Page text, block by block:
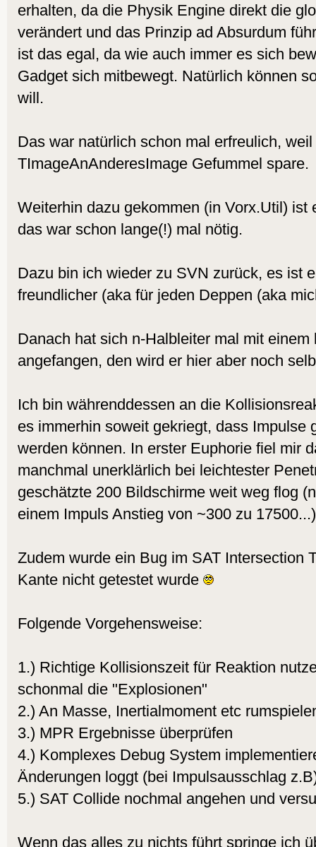
erhalten, da die Physik Engine direkt die
verändert und das Prinzip ad Absurdum
ist das egal, da wie auch immer es sich
Gadget sich mitbewegt. Natürlich können
will.
Das war natürlich schon mal erfreulich,
TImageAnAnderesImage Gefummel spare.
Weiterhin dazu gekommen (in Vorx.Util) ist
das war schon lange(!) mal nötig.
Dazu bin ich wieder zu SVN zurück, es ist
freundlicher (aka für jeden Deppen (aka
Danach hat sich n-Halbleiter mal mit
angefangen, den wird er hier aber noch
Ich bin währenddessen an die
es immerhin soweit gekriegt, dass Impulse
werden können. In erster Euphorie fiel mir
manchmal unerklärlich bei leichtester
geschätzte 200 Bildschirme weit weg flog
einem Impuls Anstieg von ~300 zu
Zudem wurde ein Bug im SAT Intersection
Kante nicht getestet wurde
Folgende Vorgehensweise:
1.) Richtige Kollisionszeit für Reaktion
schonmal die "Explosionen"
2.) An Masse, Inertialmoment etc
3.) MPR Ergebnisse überprüfen
4.) Komplexes Debug System
Änderungen loggt (bei Impulsausschlag
5.) SAT Collide nochmal angehen und
Wenn das alles zu nichts führt springe ich